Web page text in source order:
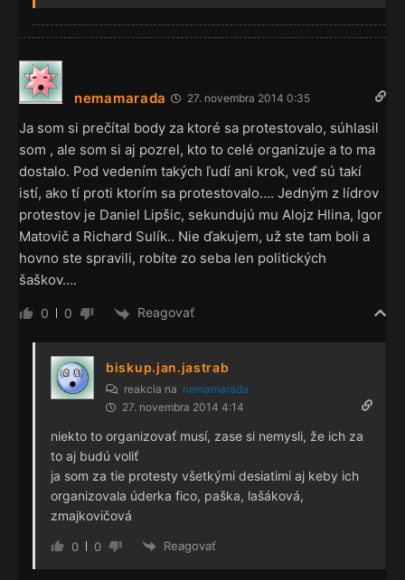
nemamarada 27. novembra 2014 0:35
Ja som si prečítal body za ktoré sa protestovalo, súhlasil
som , ale som si aj pozrel, kto to celé organizuje a to ma
dostalo. Pod vedením takých ľudí ani krok, veď sú takí
istí, ako tí proti ktorím sa protestovalo…. Jedným z lídrov
protestov je Daniel Lipšic, sekundujú mu Alojz Hlina, Igor
Matovič a Richard Sulík.. Nie ďakujem, už ste tam boli a
hovno ste spravili, robíte zo seba len politických
šaškov….
0 0 Reagovať
biskup.jan.jastrab
reakcia na nemamarada
27. novembra 2014 4:14
niekto to organizovať musí, zase si nemysli, že ich za
to aj budú voliť
ja som za tie protesty všetkými desiatimi aj keby ich
organizovala úderka fico, paška, lašáková,
zmajkovičová
0 0 Reagovať